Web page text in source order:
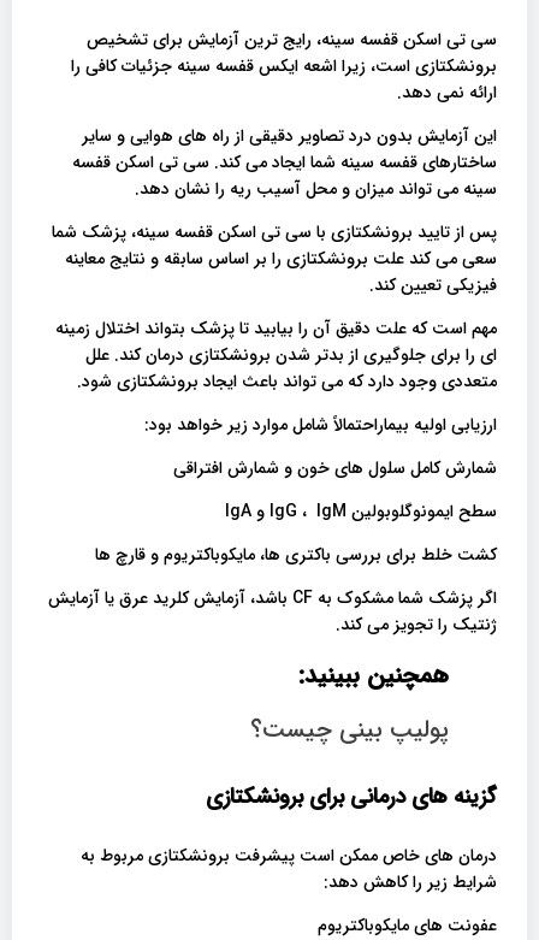
سی تی اسکن قفسه سینه، رایج ترین آزمایش برای تشخیص
برونشکتازی است، زیرا اشعه ایکس قفسه سینه جزئیات کافی را
ارائه نمی دهد.
این آزمایش بدون درد تصاویر دقیقی از راه های هوایی و سایر
ساختارهای قفسه سینه شما ایجاد می کند. سی تی اسکن قفسه
سینه می تواند میزان و محل آسیب ریه را نشان دهد.
پس از تایید برونشکتازی با سی تی اسکن قفسه سینه، پزشک شما
سعی می کند علت برونشکتازی را بر اساس سابقه و نتایج معاینه
فیزیکی تعیین کند.
مهم است که علت دقیق آن را بیابید تا پزشک بتواند اختلال زمینه
ای را برای جلوگیری از بدتر شدن برونشکتازی درمان کند. علل
متعددی وجود دارد که می تواند باعث ایجاد برونشکتازی شود.
ارزیابی اولیه بیماراحتمالاً شامل موارد زیر خواهد بود:
شمارش کامل سلول های خون و شمارش افتراقی
سطح ایمونوگلوبولین IgG ، IgM و IgA
کشت خلط برای بررسی باکتری ها، مایکوباکتریوم و قارچ ها
اگر پزشک شما مشکوک به CF باشد، آزمایش کلرید عرق یا آزمایش
ژنتیک را تجویز می کند.
همچنین ببینید:
پولیپ بینی چیست؟
گزینه های درمانی برای برونشکتازی
درمان های خاص ممکن است پیشرفت برونشکتازی مربوط به
شرایط زیر را کاهش دهد:
عفونت های مایکوباکتریوم